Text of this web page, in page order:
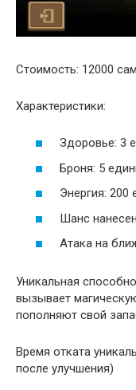
Стоимость: 12000
Характеристики:
Здоровье: 3
Броня: 5
Энергия: 200
Шанс
Атака на
Уникальная
вызывает
пополняют свой
Время отката
после улучшения)